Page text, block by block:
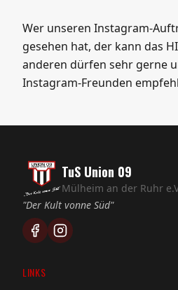
Wer unseren Instagram-
gesehen hat, der kann das
anderen dürfen sehr gerne
Instagram-Freunden
TuS Union 09
Mülheim an der Ruhr
"Der Kult vonne Süd"
LINKS